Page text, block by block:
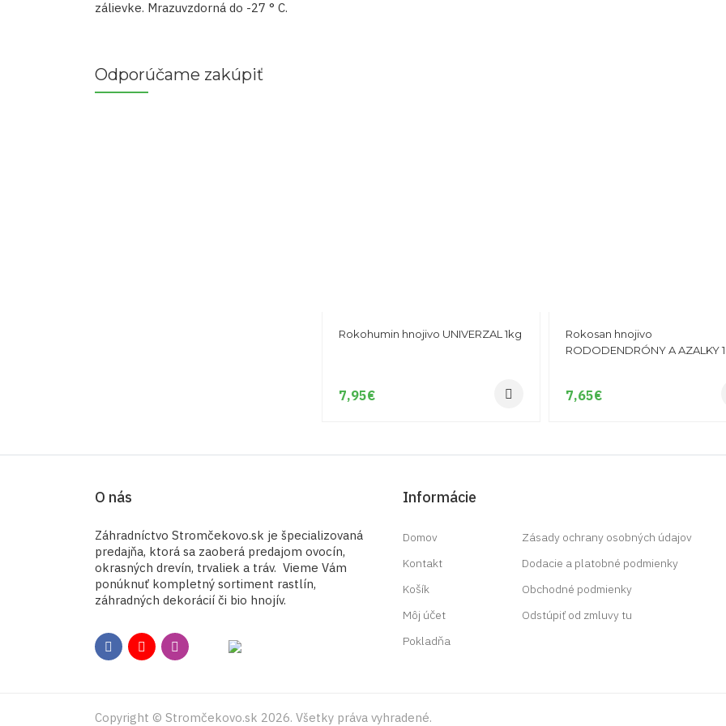
zálievke. Mrazuvzdorná do -27 ° C.
Odporúčame zakúpiť
Rokohumin hnojivo UNIVERZAL 1kg
7,95€
Rokosan hnojivo
RODODENDRÓNY A AZALKY
7,65€
O nás
Záhradníctvo Stromčekovo.sk je špecializovaná
predajňa, ktorá sa zaoberá predajom ovocín,
okrasných drevín, trvaliek a tráv. Vieme Vám
ponúknuť kompletný sortiment rastlín,
záhradných dekorácií či bio hnojív.
Informácie
Domov
Zásady ochrany osobných údajov
Kontakt
Dodacie a platobné podmienky
Košík
Obchodné podmienky
Môj účet
Odstúpiť od zmluvy tu
Pokladňa
Copyright © Stromčekovo.sk 2026. Všetky práva vyhradené.